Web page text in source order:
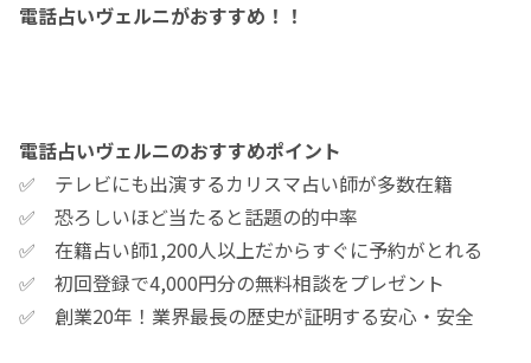
電話占いヴェルニがおすすめ！！
電話占いヴェルニのおすすめポイント
✅ テレビにも出演するカリスマ占い師が多数在籍
✅ 恐ろしいほど当たると話題の的中率
✅ 在籍占い師1,200人以上だからすぐに予約がとれる
✅ 初回登録で4,000円分の無料相談をプレゼント
✅ 創業20年！業界最長の歴史が証明する安心・安全